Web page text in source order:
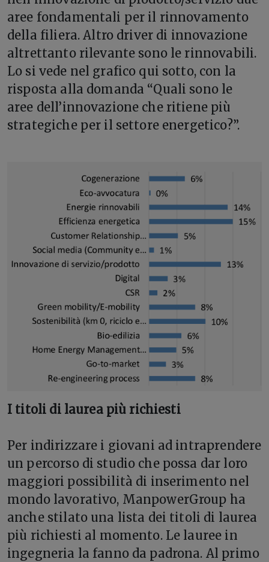
aree fondamentali per il rinnovamento
della filiera. Altro driver di innovazione
altrettanto rilevante sono le rinnovabili.
Lo si vede nel grafico qui sotto, con la
risposta alla domanda “Quali sono le
aree dell’innovazione che ritiene più
strategiche per il settore energetico?”.
I titoli di laurea più richiesti
Per indirizzare i giovani ad intraprendere
un percorso di studio che possa dar loro
maggiori possibilità di inserimento nel
mondo lavorativo, ManpowerGroup ha
anche stilato una lista dei titoli di laurea
più richiesti al momento. Le lauree in
ingegneria la fanno da padrona. Al primo